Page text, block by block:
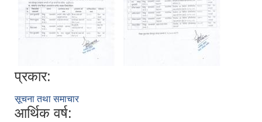
प्रकार:
सूचना तथा समाचार
आर्थिक वर्ष: